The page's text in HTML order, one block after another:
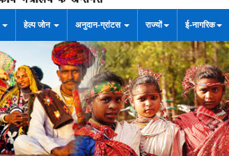
हेल्प जोन अनुदान-ग्रांटस राज्यों ई-नागरिक